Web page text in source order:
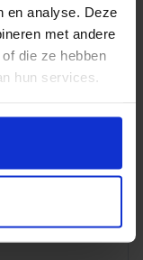
en analyse. Deze
met andere
die ze hebben
hun services.
1